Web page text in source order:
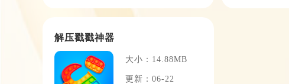
解压戳戳神器
大小：14.88MB
更新：06-22